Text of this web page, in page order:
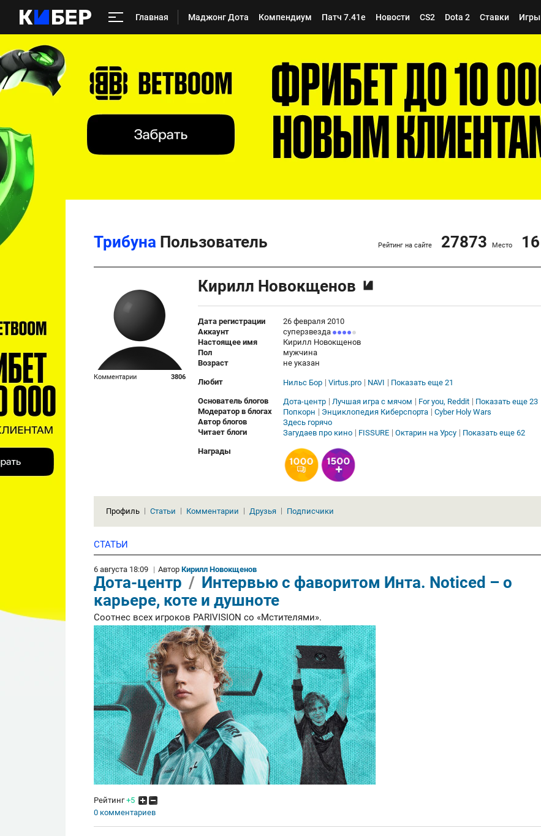
Главная Маджонг Дота Компендиум Патч 7.41e Новости CS2 Dota 2 Ставки Игры
Рейтинг на сайте 27873 Место 16
Трибуна Пользователь
Комментарии 3806
Кирилл Новокщенов
Дата регистрации
26 февраля 2010
Аккаунт
суперзвезда
Настоящее имя
Кирилл Новокщенов
Пол
мужчина
Возраст
не указан
Любит Нильс Бор Virtus.pro NAVI Показать еще 21
Основатель блогов Дота-центр Лучшая игра с мячом For you, Reddit
Показать еще 23
Модератор в блогах
Попкорн Энциклопедия Киберспорта
Cyber Holy Wars
Автор блогов
Здесь горячо
Читает блоги
Загудаев про кино FISSURE Октарин на Урсу Показать еще 62
Награды
Профиль Статьи Комментарии Друзья Подписчики
СТАТЬИ
6 августа 18:09 | Автор Кирилл Новокщенов
Дота-центр / Интервью с фаворитом Инта. Noticed – о
карьере, коте и душноте
Соотнес всех игроков PARIVISION со «Мстителями».
Рейтинг+5
0 комментариев